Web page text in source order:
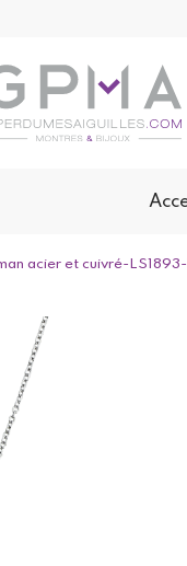
acier et cuivré-